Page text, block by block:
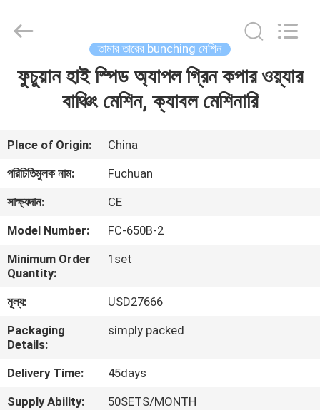
বাড়ি
ভিডিও
ভিআর
শো
আমাদের
সম্পর্কে
কারখানা
পরিদর্শন
and
Mechanical
Reserved.
তামার তারের bunching মেশিন
ফুচুয়ান হাই স্পিড অ্যাপল গ্রিন কপার ওয়্যার
বাঞ্চিং মেশিন, ক্যাবল মেশিনারি
Place of Origin:
China
পরিচিতিমুলক নাম:
Fuchuan
সাক্ষ্যদান:
CE
Model Number:
FC-650B-2
Minimum Order
Quantity:
1set
মূল্য:
USD27666
Packaging
Details:
simply packed
Delivery Time:
45days
Supply Ability:
50SETS/MONTH